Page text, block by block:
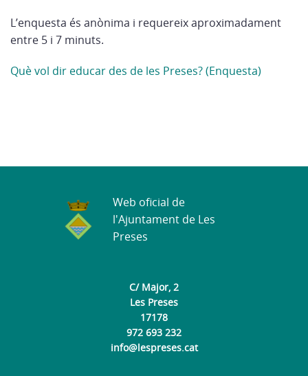
L’enquesta és anònima i requereix aproximadament
entre 5 i 7 minuts.
Què vol dir educar des de les Preses? (Enquesta)
C/ Major, 2
Les Preses
17178
972 693 232
info@lespreses.cat
Web oficial de
l'Ajuntament de Les
Preses